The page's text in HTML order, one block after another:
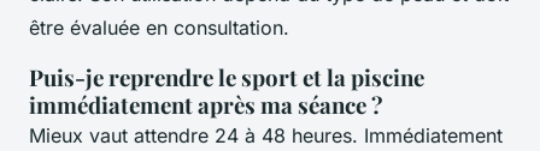
être évaluée en consultation.
Puis-je reprendre le sport et la piscine
immédiatement après ma séance ?
Mieux vaut attendre 24 à 48 heures. Immédiatement